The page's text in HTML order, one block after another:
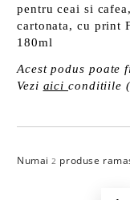
pentru ceai si
cartonata, cu print
180ml
Acest podus poate
Vezi aici conditiile
Numai2 produse